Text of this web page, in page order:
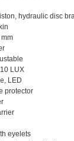
hydraulic disc
LUX
LED
protector
eyelets